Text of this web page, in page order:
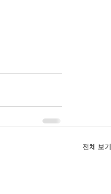
전체 보기